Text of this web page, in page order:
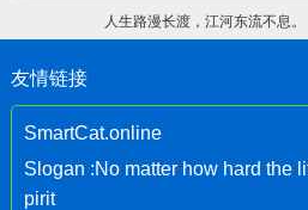
友情链接
SmartCat.online
Slogan :No matter how hard the
pirit
人生路漫长渡，江河东流不息。